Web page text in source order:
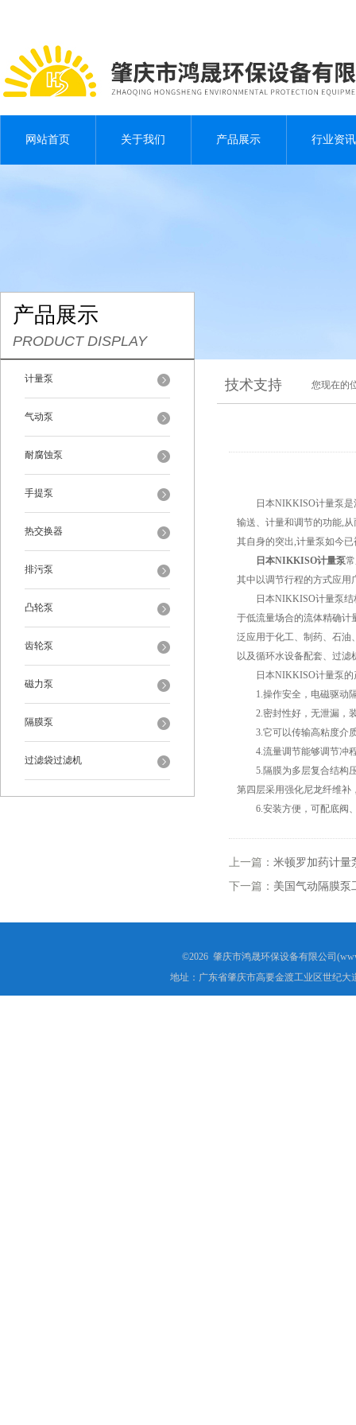
网站首页 关于我们 产品展示 行业资讯
产品展示
PRODUCT DISPLAY
计量泵
气动泵
耐腐蚀泵
手提泵
热交换器
排污泵
凸轮泵
齿轮泵
磁力泵
隔膜泵
过滤袋过滤机
技术支持 您现在的
日本NIKKISO计量泵是流
输送、计量和调节的功能,
其自身的突出,计量泵如今
日本NIKKISO计量泵
其中以调节行程的方式应用
日本NIKKISO计量泵结构
于低流量场合的流体精确计
泛应用于化工、制药、石油
以及循环水设备配套、过
日本NIKKISO计量泵的
1.操作安全，电磁驱动
2.密封性好，无泄漏，
3.它可以传输高粘度介质
4.流量调节能够调节冲
5.隔膜为多层复合结构压
第四层采用强化尼龙纤维补
6.安装方便，可配底阀
上一篇： 米顿罗加药计量
下一篇： 美国气动隔膜泵
©2026 肇庆市鸿晟环保设备有限公司
地址：广东省肇庆市高要金渡工业区世纪大